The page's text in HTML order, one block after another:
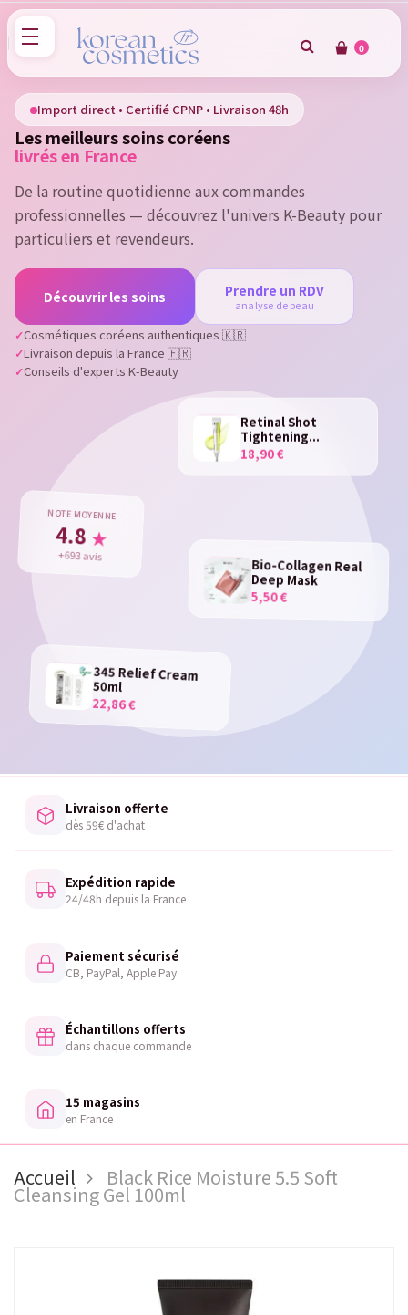
0
Import direct • Certifié CPNP • Livraison 48h
Les meilleurs soins coréens
livrés en France
De la routine quotidienne aux commandes
professionnelles — découvrez l'univers K-Beauty pour
particuliers et revendeurs.
Découvrir les soins Prendre un RDV
analyse de peau
Cosmétiques coréens authentiques 🇰🇷
Livraison depuis la France 🇫🇷
Conseils d'experts K-Beauty
Retinal Shot
Tightening...
18,90 €
345 Relief Cream
50ml
22,86 €
Bio-Collagen Real
Deep Mask
5,50 €
NOTE MOYENNE
4.8★
+693 avis
Livraison offerte
dès 59€ d'achat
Expédition rapide
24/48h depuis la France
Paiement sécurisé
CB, PayPal, Apple Pay
Échantillons offerts
dans chaque commande
15 magasins
en France
Accueil Black Rice Moisture 5.5 Soft
Cleansing Gel 100ml
Sign in
You need to be logged in to save products in your wish
list.
Cancel